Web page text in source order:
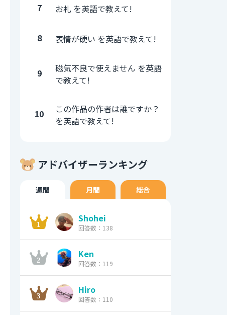
7 お札 を英語で教えて!
8 表情が硬い を英語で教えて!
9
磁気不良で使えません を英語
で教えて!
10
この作品の作者は誰ですか？
を英語で教えて!
アドバイザーランキング
週間 月間 総合
Shohei
回答数：138
Ken
回答数：119
Hiro
回答数：110